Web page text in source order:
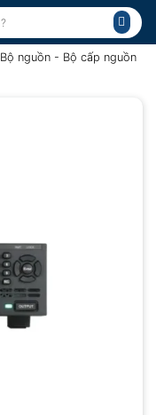
Bộ nguồn - Bộ cấp nguồn